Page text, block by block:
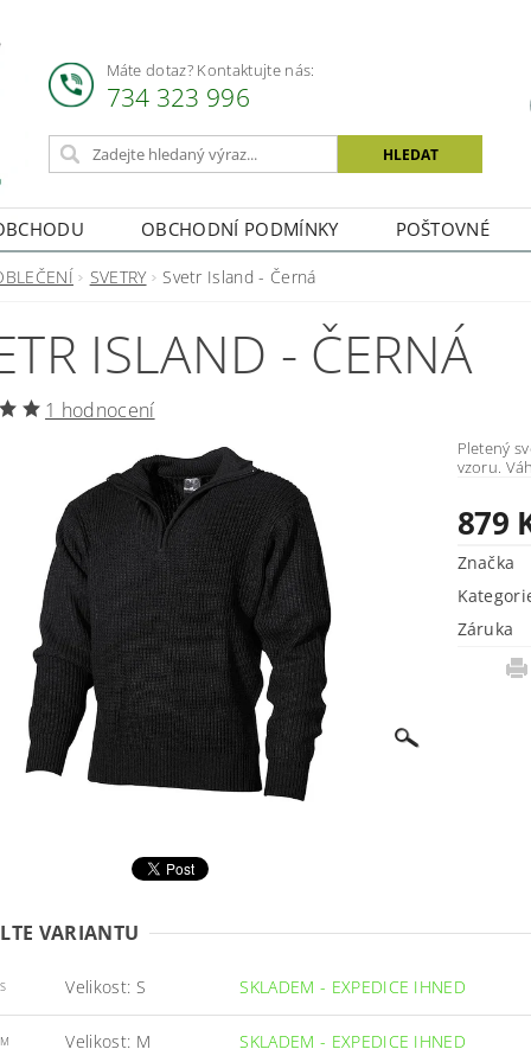
Máte dotaz? Kontaktujte nás:
734 323 996
OBCHODNÍ PODMÍNKY POŠTOVNÉ
SVETRY Svetr Island - Černá
ISLAND - ČERNÁ
1 hodnocení
Pletený svetr ISLAND
879
Značka
Záruka
VARIANTU
Velikost: S SKLADEM - EXPEDICE IHNED
Velikost: M SKLADEM - EXPEDICE IHNED